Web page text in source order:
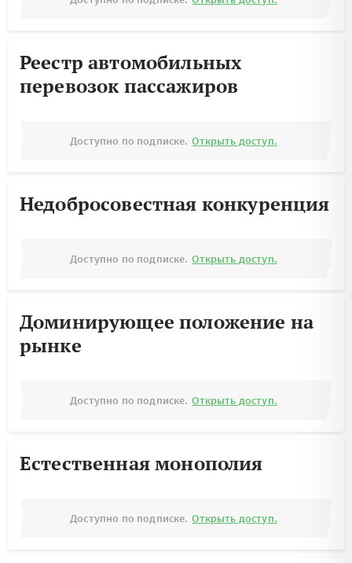
Реестр автомобильных
перевозок пассажиров
Доступно по подписке. Открыть доступ.
Недобросовестная конкуренция
Доступно по подписке. Открыть доступ.
Доминирующее положение на
рынке
Доступно по подписке. Открыть доступ.
Естественная монополия
Доступно по подписке. Открыть доступ.